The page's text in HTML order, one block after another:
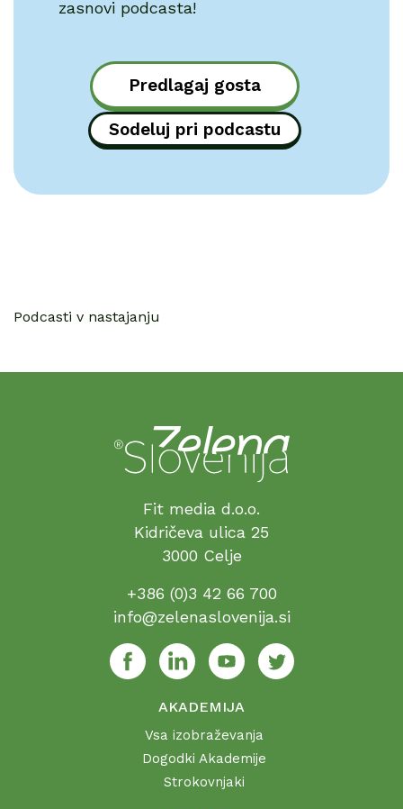
zasnovi podcasta!
Predlagaj gosta
Sodeluj pri podcastu
Podcasti v nastajanju
Fit media d.o.o.
Kidričeva ulica 25
3000 Celje
+386 (0)3 42 66 700
info@zelenaslovenija.si
AKADEMIJA
Vsa izobraževanja
Dogodki Akademije
Strokovnjaki